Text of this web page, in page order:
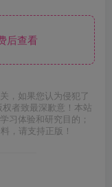
后查看
，如果您认为侵犯了
者致最深歉意！本站
习体验和研究目的；
，请支持正版！